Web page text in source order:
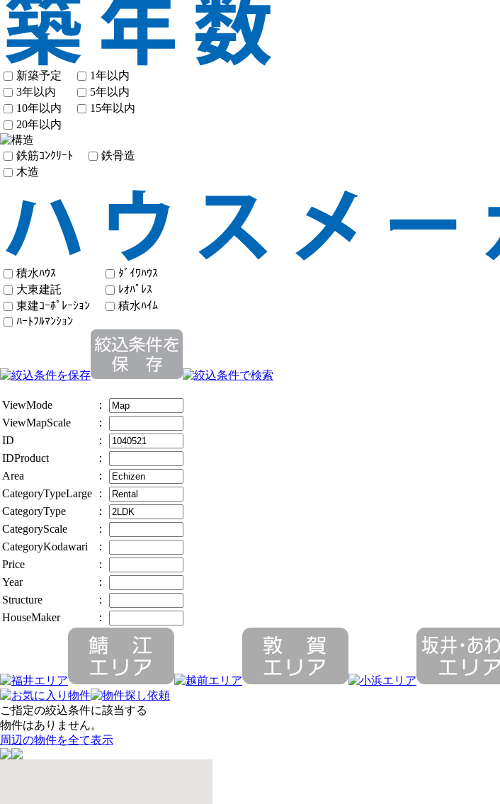
新築予定
1年以内
3年以内
5年以内
10年以内
15年以内
20年以内
鉄筋ｺﾝｸﾘｰﾄ
鉄骨造
木造
積水ﾊｳｽ
ﾀﾞｲﾜﾊｳｽ
大東建託
ﾚｵﾊﾟﾚｽ
東建ｺｰﾎﾟﾚｰｼｮﾝ
積水ﾊｲﾑ
ﾊｰﾄﾌﾙﾏﾝｼｮﾝ
ViewMode
：
ViewMapScale
：
ID
：
IDProduct
：
Area
：
CategoryTypeLarge
：
CategoryType
：
CategoryScale
：
CategoryKodawari
：
Price
：
Year
：
Structure
：
HouseMaker
：